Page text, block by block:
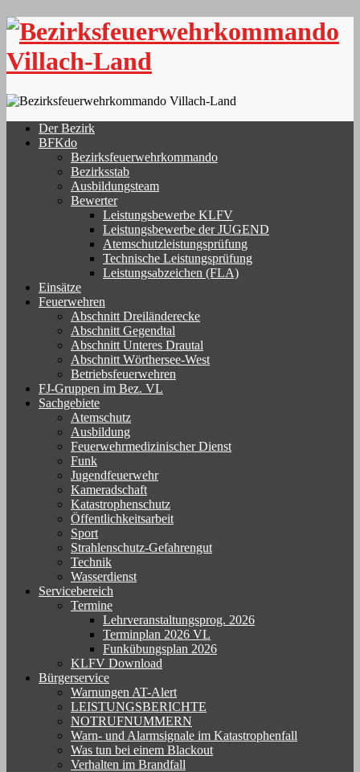
Skip
content
Der Bezirk
BFKdo
Bezirksfeuerwehrkommando
Bezirksstab
Ausbildungsteam
Bewerter
Leistungsbewerbe KLFV
Leistungsbewerbe der JUGEND
Atemschutzleistungsprüfung
Technische Leistungsprüfung
Leistungsabzeichen (FLA)
Einsätze
Feuerwehren
Abschnitt Dreiländerecke
Abschnitt Gegendtal
Abschnitt Unteres Drautal
Abschnitt Wörthersee-West
Betriebsfeuerwehren
FJ-Gruppen im Bez. VL
Sachgebiete
Atemschutz
Ausbildung
Feuerwehrmedizinischer Dienst
Funk
Jugendfeuerwehr
Kameradschaft
Katastrophenschutz
Öffentlichkeitsarbeit
Sport
Strahlenschutz-Gefahrengut
Technik
Wasserdienst
Servicebereich
Termine
Lehrveranstaltungsprog. 2026
Terminplan 2026 VL
Funkübungsplan 2026
KLFV Download
Bürgerservice
Warnungen AT-Alert
LEISTUNGSBERICHTE
NOTRUFNUMMERN
Warn- und Alarmsignale im Katastrophenfall
Was tun bei einem Blackout
Verhalten im Brandfall